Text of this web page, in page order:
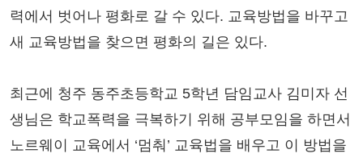
력에서 벗어나 평화로 갈 수 있다. 교육방법을 바꾸고
새 교육방법을 찾으면 평화의 길은 있다.
최근에 청주 동주초등학교 5학년 담임교사 김미자 선
생님은 학교폭력을 극복하기 위해 공부모임을 하면서
노르웨이 교육에서 ‘멈춰’ 교육법을 배우고 이 방법을